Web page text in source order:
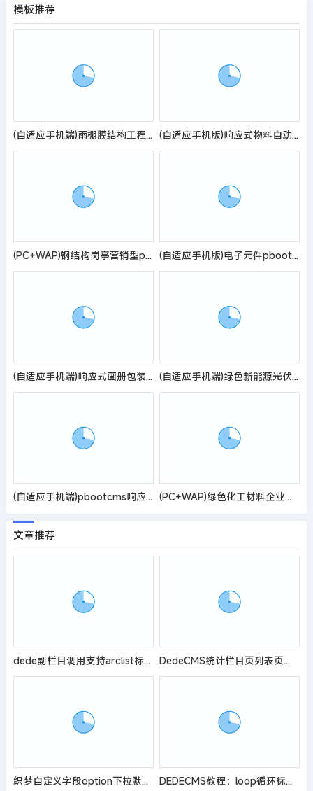
模板推荐
(自适应手机端)雨棚膜结构工程公司pbootcms网站模板 车棚雨棚定制网站源码 (自适应手机版)响应式物料自动化机械加工类网站pbootcms模板 html5蓝色营销型机械设备网站源码
(PC+WAP)钢结构岗亭营销型pbootcms网站模板 红色户外岗亭网站源码 (自适应手机版)电子元件pbootcms网站模板 电路板网站源码
(自适应手机端)响应式画册包装设计类pbootcms网站模板 品牌设计公司网站源码 (自适应手机端)绿色新能源光伏太阳能网站模板
(自适应手机端)pbootcms响应式大气宠物食品动物网站模板 HTML5猫粮狗粮网站源码 (PC+WAP)绿色化工材料企业网站pbootcms模板 营销型化工环保能源网站源码
文章推荐
dede副栏目调用支持arclist标签 DedeCMS统计栏目页列表页文档总数的方法（栏目页文章数统计）
织梦自定义字段option下拉默认值过多无法显示解决方法 DEDECMS教程：loop循环标签的使用